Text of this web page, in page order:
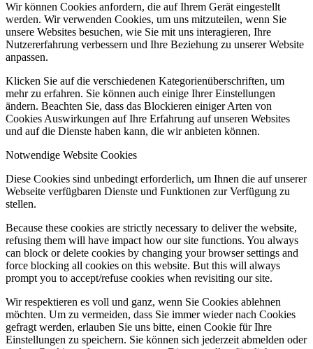
Wir können Cookies anfordern, die auf Ihrem Gerät eingestellt
werden. Wir verwenden Cookies, um uns mitzuteilen, wenn Sie
unsere Websites besuchen, wie Sie mit uns interagieren, Ihre
Nutzererfahrung verbessern und Ihre Beziehung zu unserer Website
anpassen.
Klicken Sie auf die verschiedenen Kategorienüberschriften, um
mehr zu erfahren. Sie können auch einige Ihrer Einstellungen
ändern. Beachten Sie, dass das Blockieren einiger Arten von
Cookies Auswirkungen auf Ihre Erfahrung auf unseren Websites
und auf die Dienste haben kann, die wir anbieten können.
Notwendige Website Cookies
Diese Cookies sind unbedingt erforderlich, um Ihnen die auf unserer
Webseite verfügbaren Dienste und Funktionen zur Verfügung zu
stellen.
Because these cookies are strictly necessary to deliver the website,
refusing them will have impact how our site functions. You always
can block or delete cookies by changing your browser settings and
force blocking all cookies on this website. But this will always
prompt you to accept/refuse cookies when revisiting our site.
Wir respektieren es voll und ganz, wenn Sie Cookies ablehnen
möchten. Um zu vermeiden, dass Sie immer wieder nach Cookies
gefragt werden, erlauben Sie uns bitte, einen Cookie für Ihre
Einstellungen zu speichern. Sie können sich jederzeit abmelden oder